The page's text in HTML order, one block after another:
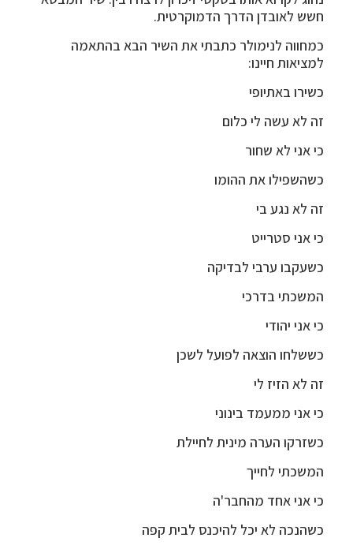
חשש לאובדן הדרך הדמוקרטית.
כמחווה לנימולר כתבתי את השיר הבא בהתאמה
למציאות חיינו:
כשירו באתיופי
זה לא עשה לי כלום
כי אני לא שחור
כשהשפילו את ההומו
זה לא נגע בי
כי אני סטרייט
כשעקבו ערבי לבדיקה
המשכתי בדרכי
כי אני יהודי
כששלחו הוצאה לפועל לשכן
זה לא הזיז לי
כי אני ממעמד בינוני
כשזרקו הערה מינית לחיילת
המשכתי לחייך
כי אני אחד מהחבר'ה
כשהנכה לא יכל להיכנס לבית קפה